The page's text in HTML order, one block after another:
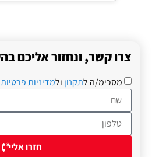
צרו קשר, ונחזור אליכם
מסכימ/ה לתקנון ולמדיניות פרטיות
חזרו אליי